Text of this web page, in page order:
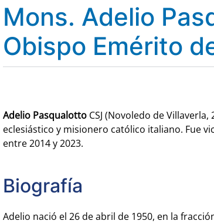
Mons. Adelio
Obispo Emérito
Adelio Pasqualotto CSJ (Novoledo de
eclesiástico y misionero católico italiano. Fue
entre 2014 y 2023.
Biografía
Adelio nació el 26 de abril de 1950, en la